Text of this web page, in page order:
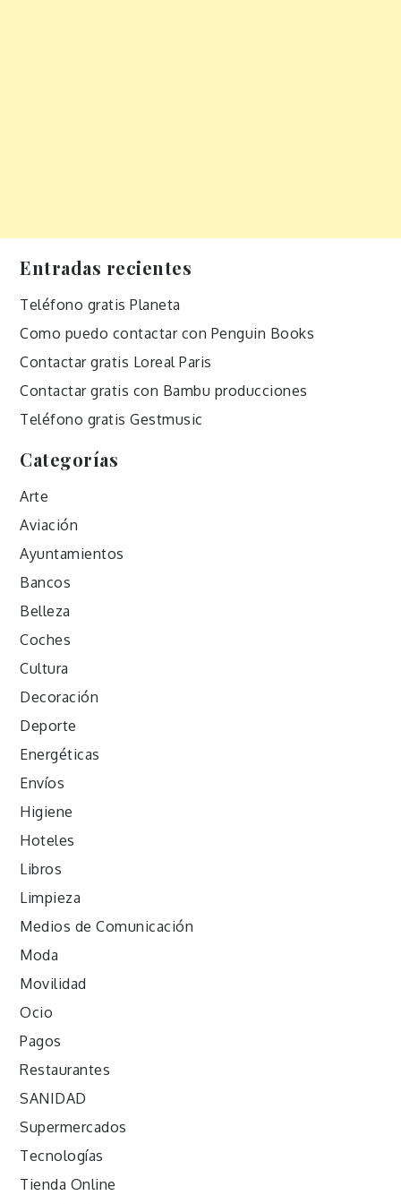
Entradas recientes
Teléfono gratis Planeta
Como puedo contactar con Penguin Books
Contactar gratis Loreal Paris
Contactar gratis con Bambu producciones
Teléfono gratis Gestmusic
Categorías
Arte
Aviación
Ayuntamientos
Bancos
Belleza
Coches
Cultura
Decoración
Deporte
Energéticas
Envíos
Higiene
Hoteles
Libros
Limpieza
Medios de Comunicación
Moda
Movilidad
Ocio
Pagos
Restaurantes
SANIDAD
Supermercados
Tecnologías
Tienda Online